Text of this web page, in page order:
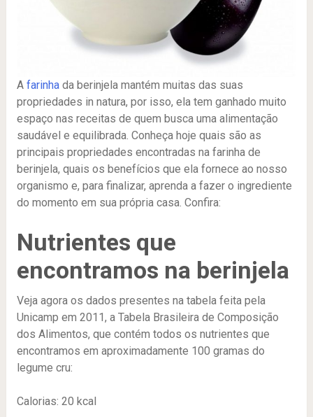
A farinhada berinjela mantém muitas das suas
propriedades in natura, por isso, ela tem ganhado muito
espaço nas receitas de quem busca uma alimentação
saudável e equilibrada. Conheça hoje quais são as
principais propriedades encontradas na farinha de
berinjela, quais os benefícios que ela fornece ao nosso
organismo e, para finalizar, aprenda a fazer o ingrediente
do momento em sua própria casa. Confira:
Nutrientes que
encontramos na berinjela
Veja agora os dados presentes na tabela feita pela
Unicamp em 2011, a Tabela Brasileira de Composição
dos Alimentos, que contém todos os nutrientes que
encontramos em aproximadamente 100 gramas do
legume cru:
Calorias: 20 kcal